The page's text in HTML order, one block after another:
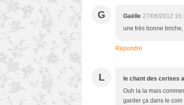
G Gaëlle 27/06/2012
une très bonne
Répondre
L le chant des cerises
Ouh la la mais
garder ça dans le